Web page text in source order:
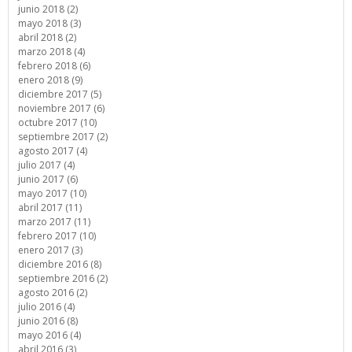
junio 2018 (2)
mayo 2018 (3)
abril 2018 (2)
marzo 2018 (4)
febrero 2018 (6)
enero 2018 (9)
diciembre 2017 (5)
noviembre 2017 (6)
octubre 2017 (10)
septiembre 2017 (2)
agosto 2017 (4)
julio 2017 (4)
junio 2017 (6)
mayo 2017 (10)
abril 2017 (11)
marzo 2017 (11)
febrero 2017 (10)
enero 2017 (3)
diciembre 2016 (8)
septiembre 2016 (2)
agosto 2016 (2)
julio 2016 (4)
junio 2016 (8)
mayo 2016 (4)
abril 2016 (3)